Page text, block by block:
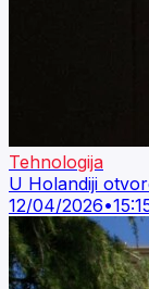
Tehnologija
U Holandiji
12/04/2026•